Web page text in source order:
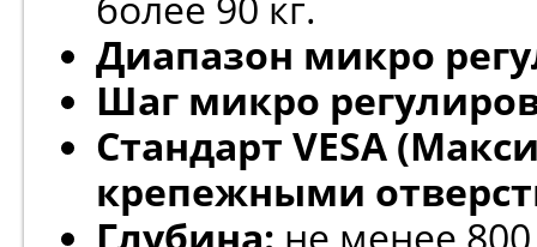
Диапазон микро
Шаг микро
Стандарт VESA
крепежными